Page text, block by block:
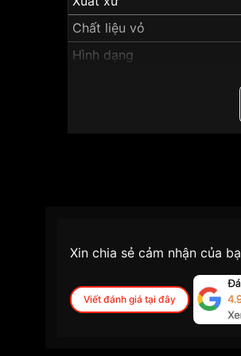
Chất liệu vỏ
Hình dạng
Xin chia sẻ cảm nhận của
Viết đánh giá tại đây